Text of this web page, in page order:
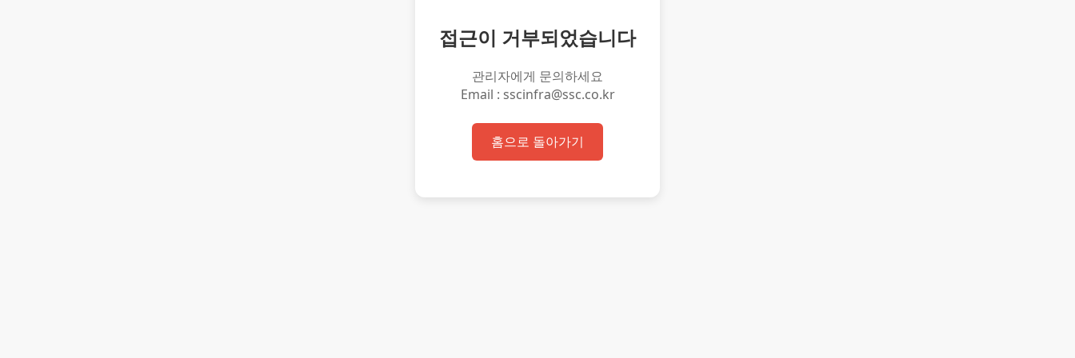
접근이 거부되었습니다
관리자에게 문의하세요
Email : sscinfra@ssc.co.kr
홈으로 돌아가기